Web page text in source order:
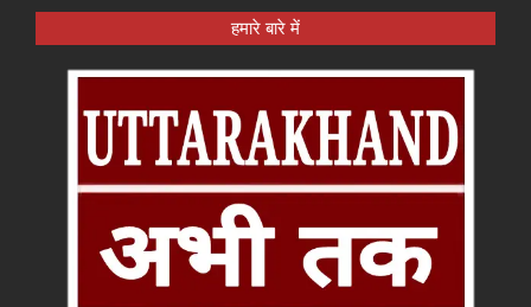
हमारे बारे में